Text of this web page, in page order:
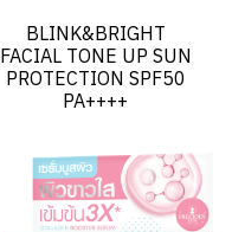
BLINK&BRIGHT
FACIAL TONE UP SUN
PROTECTION SPF50
PA++++